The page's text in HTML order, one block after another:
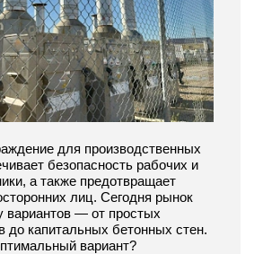
для производственных
безопасность рабочих и
а также предотвращает
лиц. Сегодня рынок
вариантов — от простых
до капитальных бетонных стен.
вариант?